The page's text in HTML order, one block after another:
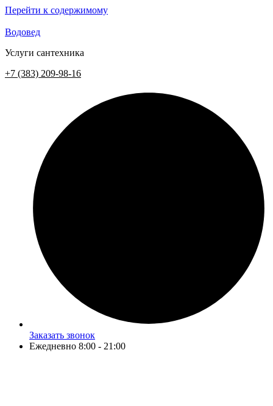
Перейти к содержимому
Водовед
Услуги сантехника
+7 (383) 209-98-16
Заказать звонок
Ежедневно 8:00 - 21:00